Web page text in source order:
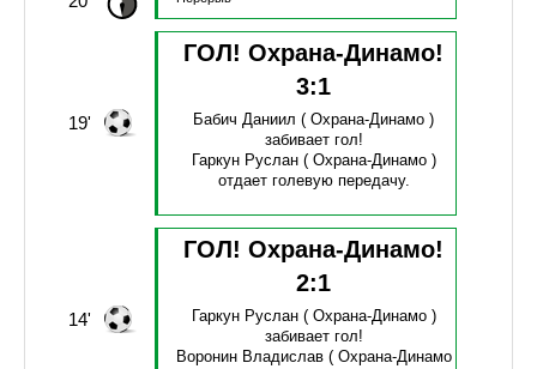
19'
ГОЛ! Охрана-Динамо!
3:1
Бабич Даниил ( Охрана-Динамо )
забивает гол!
Гаркун Руслан( Охрана-Динамо )
отдает голевую передачу.
14'
ГОЛ! Охрана-Динамо!
2:1
Гаркун Руслан( Охрана-Динамо )
забивает гол!
Воронин Владислав( Охрана-Динамо